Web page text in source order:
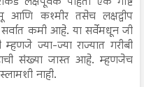
कश्मीर तसेच लक्षद्वीप
सर्वात कमी आहे. या सर्वेमधून जी
ज्या-ज्या राज्यात गरीबी
संख्या जास्त आहे. म्हणजेच
नाही.